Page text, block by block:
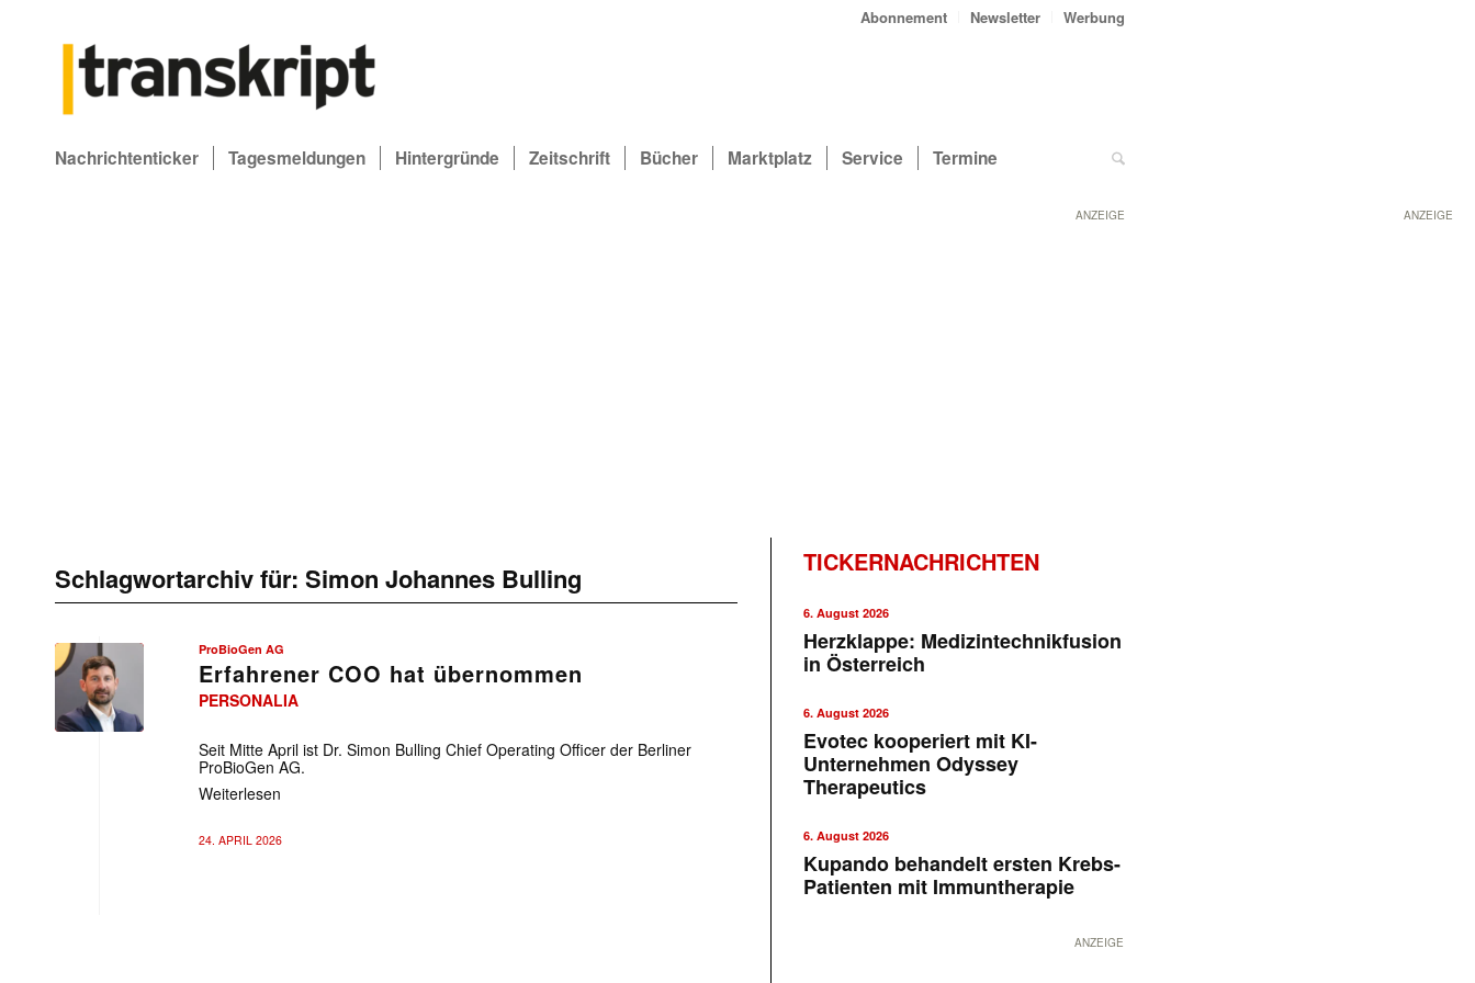
ANZEIGE
Abonnement Newsletter Werbung
Nachrichtenticker Tagesmeldungen Hintergründe Zeitschrift Bücher Marktplatz Service Termine
ANZEIGE
Schlagwortarchiv für: Simon Johannes Bulling
ProBioGen
ProBioGen AG
Erfahrener COO hat übernommen
PERSONALIA
Seit Mitte April ist Dr. Simon Bulling Chief Operating Officer der Berliner
ProBioGen AG.
Weiterlesen
24. APRIL 2026
TICKERNACHRICHTEN
6. August 2026
Herzklappe: Medizintechnikfusion
in Österreich
6. August 2026
Evotec kooperiert mit KI-
Unternehmen Odyssey
Therapeutics
6. August 2026
Kupando behandelt ersten Krebs-
Patienten mit Immuntherapie
ANZEIGE